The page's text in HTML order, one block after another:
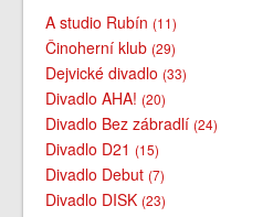
A studio Rubín(11)
Činoherní klub(29)
Dejvické divadlo(33)
Divadlo AHA!(20)
Divadlo Bez zábradlí(24)
Divadlo D21(15)
Divadlo Debut(7)
Divadlo DISK(23)